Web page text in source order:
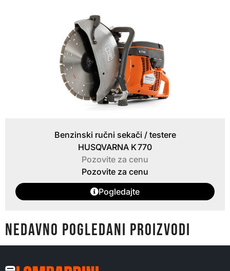
Benzinski ručni sekači / testere
HUSQVARNA K 770
Pozovite za cenu
Pozovite za cenu
Pogledajte
NEDAVNO POGLEDANI PROIZVODI